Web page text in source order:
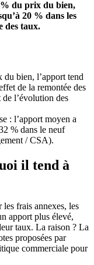
du prix du bien,
20 % dans les
des taux.
bien, l’apport tend
de la remontée des
de l’évolution des
: l’apport moyen a
% dans le neuf
/ CSA).
il tend à
frais annexes, les
apport plus élevé,
taux. La raison ? La
proposées par
commerciale pour